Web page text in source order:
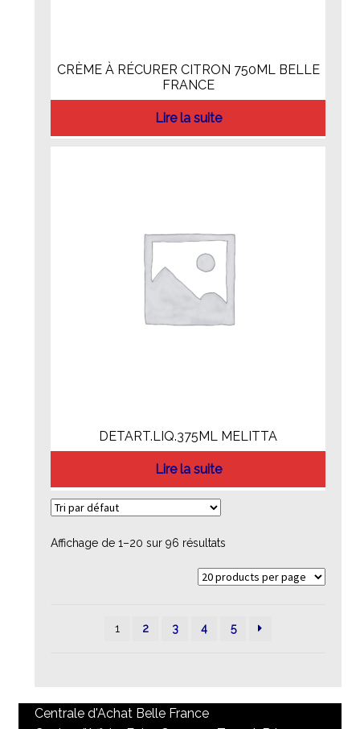
CRÈME À RÉCURER CITRON 750ML BELLE
FRANCE
Lire la suite
DETART.LIQ.375ML MELITTA
Lire la suite
Affichage de 1–20 sur 96 résultats
1 2 3 4 5
Centrale d'Achat Belle France